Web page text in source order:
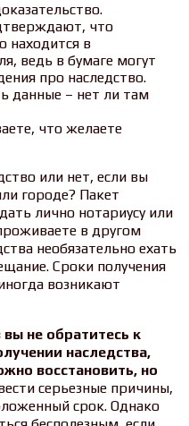
что
находится в
ведь в бумаге могут
про наследство.
данные – нет ли там
что желаете
или нет, если вы
городе? Пакет
лично нотариусу или
в другом
необязательно ехать
Сроки получения
возникают
не обратитесь к
наследства,
восстановить, но
серьезные причины,
срок. Однако